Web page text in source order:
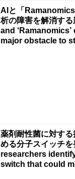
AIと「
析の障害を解消する
and
major obstacle to
薬剤耐性菌に対す
める分子スイッチ
researchers
switch that could